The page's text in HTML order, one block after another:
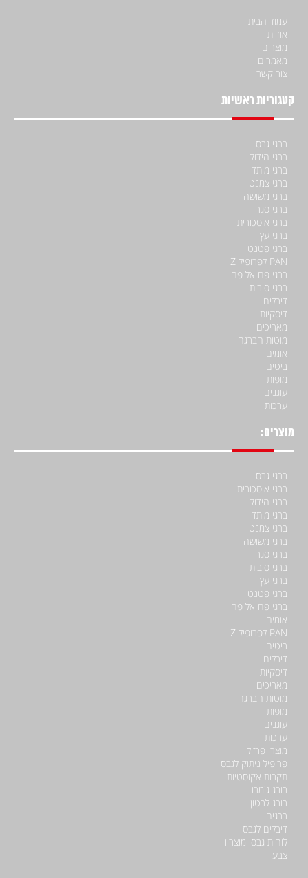
עמוד הבית
אודות
מוצרים
מאמרים
צור קשר
קטגוריות ראשיות
ברגי גבס
ברגי הידוק
ברגי מיתד
ברגי צמנט
ברגי משושה
ברגי סגר
ברגי איסכורית
ברגי עץ
ברגי פטנט
PAN לפרופיל Z
ברגי פח אל פח
ברגי סיבית
דיבלים
דיסקיות
מאריכים
מוטות הברגה
אומים
ביטים
מופות
עוגנים
ערכות
מוצרים:
ברגי גבס
ברגי איסכורית
ברגי הידוק
ברגי מיתד
ברגי צמנט
ברגי משושה
ברגי סגר
ברגי סיבית
ברגי עץ
ברגי פטנט
ברגי פח אל פח
אומים
PAN לפרופיל Z
ביטים
דיבלים
דיסקיות
מאריכים
מוטות הברגה
מופות
עוגנים
ערכות
מוצרי פרזול
פרופיל ניתוק לגבס
תקרות אקוסטיות
בורג ג'מבו
בורג לבטון
ברגים
דיבלים לגבס
לוחות גבס ומוצריו
צבע